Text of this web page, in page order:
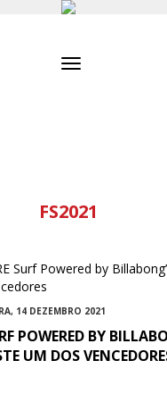
FS2021
14 DEZEMBRO 2021
POWERED BY
UM DOS